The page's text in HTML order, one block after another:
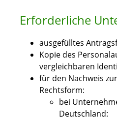
Erforderliche
ausgefülltes
Kopie des
vergleichbaren
für den Nachweis
Rechtsform:
bei
Deutschland: